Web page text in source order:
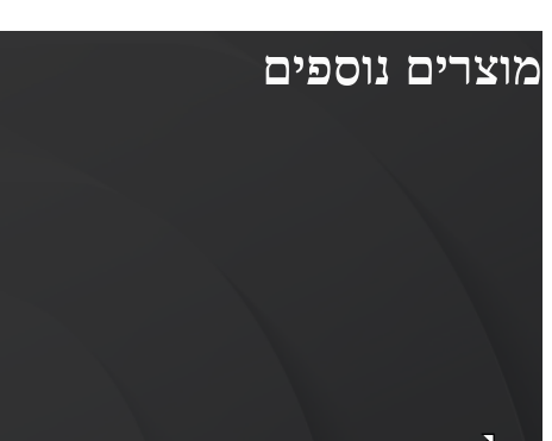
מוצרים נוספים